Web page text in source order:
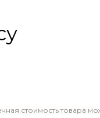
стоимость товара